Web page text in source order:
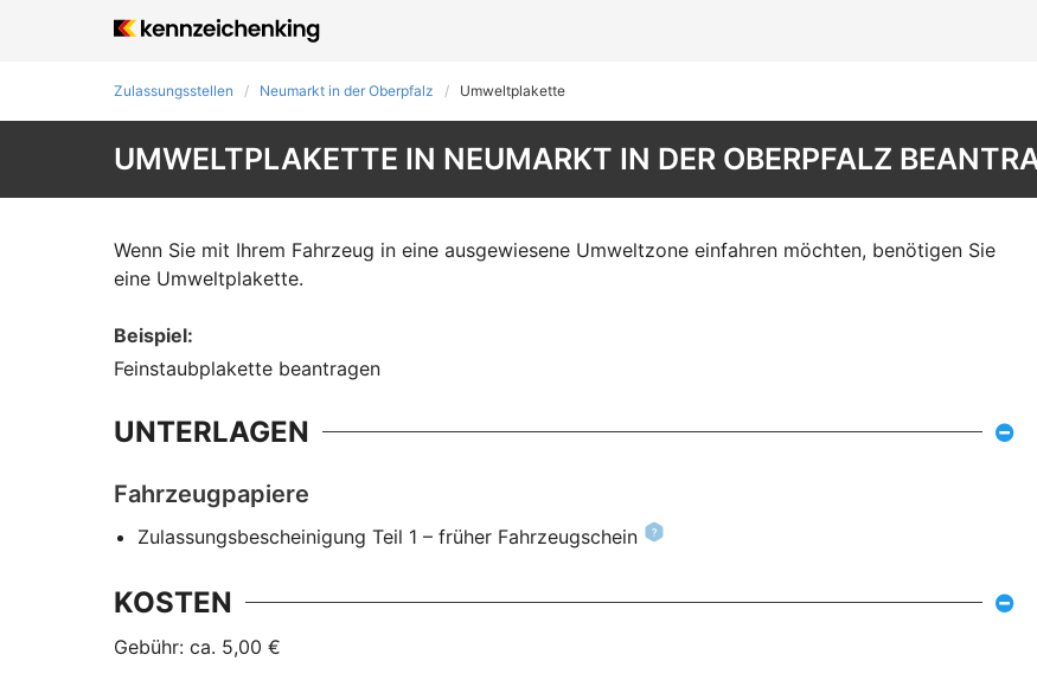
Zulassungsstellen Neumarkt in der Oberpfalz Umweltplakette
UMWELTPLAKETTE IN NEUMARKT IN DER OBERPFALZ
Wenn Sie mit Ihrem Fahrzeug in eine ausgewiesene Umweltzone einfahren möchten, benötigen Sie
eine Umweltplakette.
Beispiel:
Feinstaubplakette beantragen
UNTERLAGEN
Fahrzeugpapiere
Zulassungsbescheinigung Teil 1 – früher Fahrzeugschein
KOSTEN
Gebühr: ca. 5,00 €